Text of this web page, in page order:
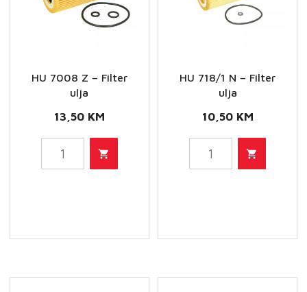
HU 7008 Z – Filter
ulja
13,50 KM
7008
Filter
količina
HU 718/1 N – Filter
ulja
10,50 KM
718/1
Filter
količina